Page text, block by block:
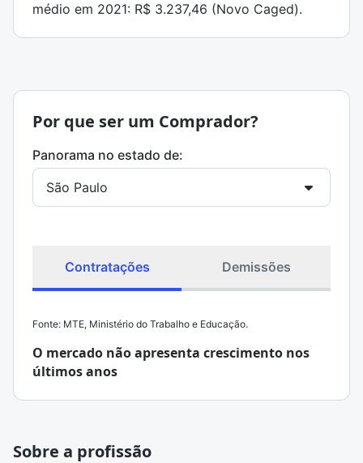
médio em 2021: R$ 3.237,46 (Novo Caged).
Por que ser um Comprador?
Panorama no estado de:
Contratações Demissões
Fonte: MTE, Ministério do Trabalho e Educação.
O mercado não apresenta crescimento nos
últimos anos
Sobre a profissão